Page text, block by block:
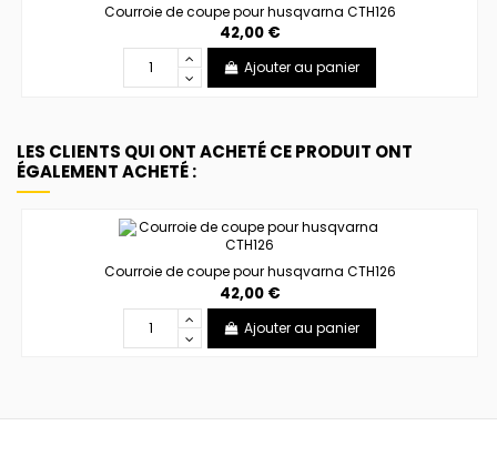
Courroie de coupe pour husqvarna CTH126
42,00 €
Ajouter au panier
LES CLIENTS QUI ONT ACHETÉ CE PRODUIT ONT
ÉGALEMENT ACHETÉ :
Courroie de coupe pour husqvarna CTH126
42,00 €
Ajouter au panier